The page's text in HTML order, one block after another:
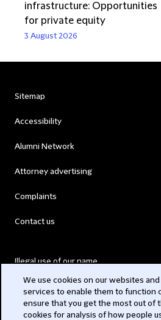
infrastructure: Opportunities
for private equity
3 August 2026
Sitemap
Accessibility
Alumni Network
Attorney advertising
Complaints
Contact us
Illegal use of our name
Modern Slavery Act
We use cookies on our websites
services to enable them to function
ensure that you get the most out of
cookies for analysis of how people